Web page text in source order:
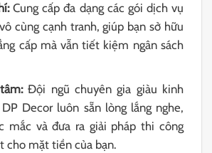
Cung cấp đa dạng các gói dịch vụ
cùng cạnh tranh, giúp bạn sở hữu
cấp mà vẫn tiết kiệm ngân sách
Đội ngũ chuyên gia giàu kinh
Decor luôn sẵn lòng lắng nghe,
mắc và đưa ra giải pháp thi công
cho mặt tiền của bạn.